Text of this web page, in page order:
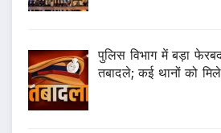
पुलिस विभाग में बड़ा
तबादले; कई थानों को मिले